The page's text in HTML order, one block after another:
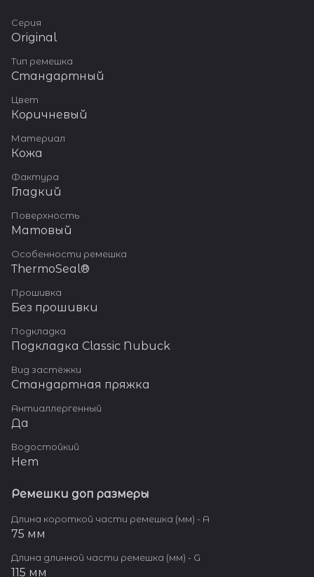
Серия
Original
Тип ремешка
Стандартный
Цвет
Коричневый
Материал
Кожа
Фактура
Гладкий
Поверхность
Матовый
Особенности ремешка
ThermoSeal®
Прошивка
Без прошивки
Подкладка
Подкладка Classic Nubuck
Вид застёжки
Стандартная пряжка
Антиаллергенный
Да
Водостойкий
Нет
Ремешки доп размеры
Длина короткой части ремешка (мм) - A
75 мм
Длина длинной части ремешка (мм) - G
115 мм